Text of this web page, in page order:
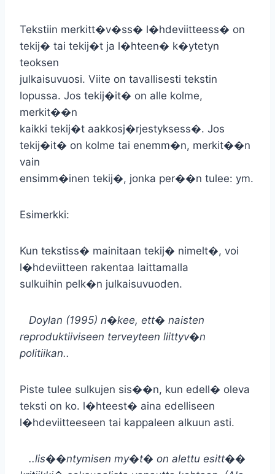
Tekstiin merkitt�v�ss� l�hdeviitteess� on
tekij� tai tekij�t ja l�hteen� k�ytetyn
teoksen
julkaisuvuosi. Viite on tavallisesti tekstin
lopussa. Jos tekij�it� on alle kolme,
merkit��n
kaikki tekij�t aakkosj�rjestyksess�. Jos
tekij�it� on kolme tai enemm�n, merkit��n
vain
ensimm�inen tekij�, jonka per��n tulee: ym.
Esimerkki:
Kun tekstiss� mainitaan tekij� nimelt�, voi
l�hdeviitteen rakentaa laittamalla
sulkuihin pelk�n julkaisuvuoden.
Doylan (1995) n�kee, ett� naisten
reproduktiiviseen terveyteen liittyv�n
politiikan..
Piste tulee sulkujen sis��n, kun edell� oleva
teksti on ko. l�hteest� aina edelliseen
l�hdeviitteeseen tai kappaleen alkuun asti.
..lis��ntymisen my�t� on alettu esitt��